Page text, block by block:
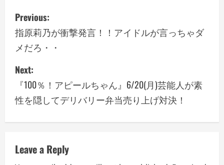
P
o
s
t
n
a
i
Previous:
指原莉乃が衝撃発言！！アイドルが言っちゃダ
メだろ・・
Next:
『100％！アピールちゃん』6/20(月)芸能人が素
性を隠してデリバリー弁当売り上げ対決！
Leave a Reply